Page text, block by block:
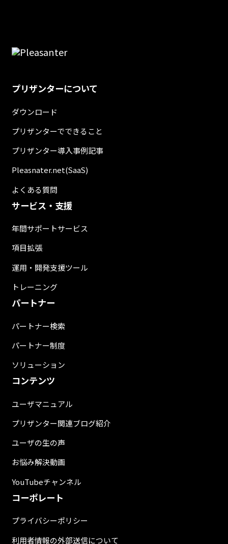
プリザンターについて
ダウンロード
プリザンターでできること
プリザンター導入事例記事
Pleasnater.net(SaaS)
よくある質問
サービス・支援
年間サポートサービス
項目拡張
運用・開発支援ツール
トレーニング
パートナー
パートナー検索
パートナー制度
ソリューション
コンテンツ
ユーザマニュアル
プリザンター関連ブログ紹介
ユーザの生の声
お悩み解決動画
YouTubeチャンネル
コーポレート
プライバシーポリシー
利用者情報の外部送信について